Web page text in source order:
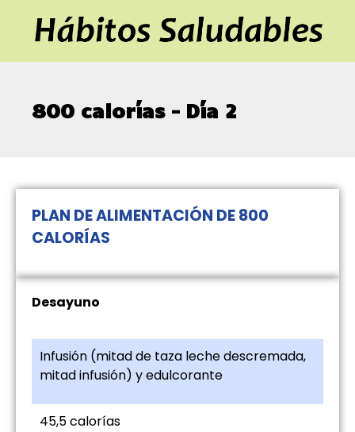
800 calorías – Día 2
PLAN DE ALIMENTACIÓN DE 800
CALORÍAS
Desayuno
Infusión (mitad de taza leche descremada,
mitad infusión) y edulcorante
45,5 calorías